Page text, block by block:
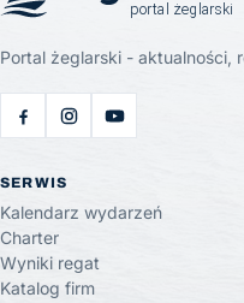
Portal żeglarski - aktualności,
SERWIS
Kalendarz wydarzeń
Charter
Wyniki regat
Katalog firm